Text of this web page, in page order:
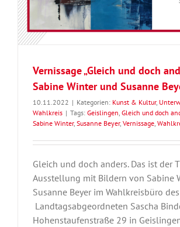
Vernissage „Gleich und doch
Sabine Winter und Susanne
10.11.2022 | Kategorien: Kunst & Kultur,
Wahlkreis | Tags: Geislingen Gleich und doch
Sabine Winter, Susanne Beyer, Vernissage
Gleich und doch anders. Das ist der
Ausstellung mit Bildern von Sabine
Susanne Beyer im Wahlkreisbüro des
Landtagsabgeordneten Sascha
Hohenstaufenstraße 29 in